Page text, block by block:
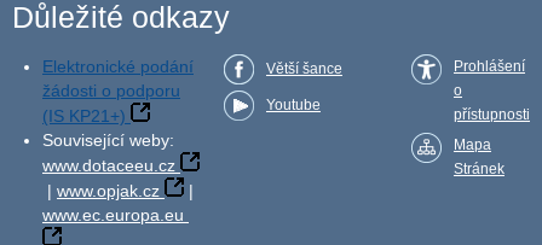
Důležité odkazy
Elektronické podání
žádosti o podporu
(IS KP21+)
Související weby:
www.dotaceeu.cz
| www.opjak.cz
|
www.ec.europa.eu
Větší šance
Youtube
Prohlášení
o
přístupnosti
Mapa
Stránek